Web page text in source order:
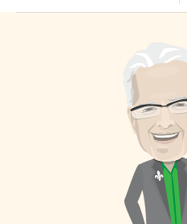
dans ce terrible conflit avaient
une conviction commune: le
conflit serait de courte durée.
Certains évoquaient même une
fin des hostilités avant Noël.
Mais en décembre 1914, il
devient évident que ce ne serait
pas le cas. On ne pouvait pas
encore se douter des horreurs et
des carnages qui allaient venir.
Guerre de tranchées […]